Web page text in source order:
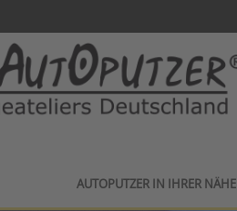
AUTOPUTZER IN IHRER NÄHE